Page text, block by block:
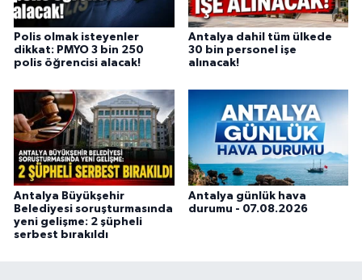
Polis olmak isteyenler
dikkat: PMYO 3 bin 250
polis öğrencisi alacak!
Antalya dahil tüm ülkede
30 bin personel işe
alınacak!
Antalya Büyükşehir
Belediyesi soruşturmasında
yeni gelişme: 2 şüpheli
serbest bırakıldı
Antalya günlük hava
durumu - 07.08.2026